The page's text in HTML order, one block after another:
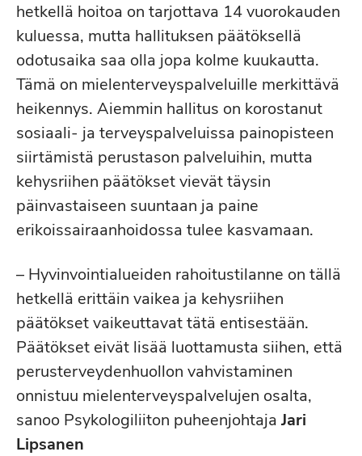
hetkellä hoitoa on tarjottava 14 vuorokauden
kuluessa, mutta hallituksen päätöksellä
odotusaika saa olla jopa kolme kuukautta.
Tämä on mielenterveyspalveluille merkittävä
heikennys. Aiemmin hallitus on korostanut
sosiaali- ja terveyspalveluissa painopisteen
siirtämistä perustason palveluihin, mutta
kehysriihen päätökset vievät täysin
päinvastaiseen suuntaan ja paine
erikoissairaanhoidossa tulee kasvamaan.
– Hyvinvointialueiden rahoitustilanne on tällä
hetkellä erittäin vaikea ja kehysriihen
päätökset vaikeuttavat tätä entisestään.
Päätökset eivät lisää luottamusta siihen, että
perusterveydenhuollon vahvistaminen
onnistuu mielenterveyspalvelujen osalta,
sanoo Psykologiliiton puheenjohtaja Jari
Lipsanen